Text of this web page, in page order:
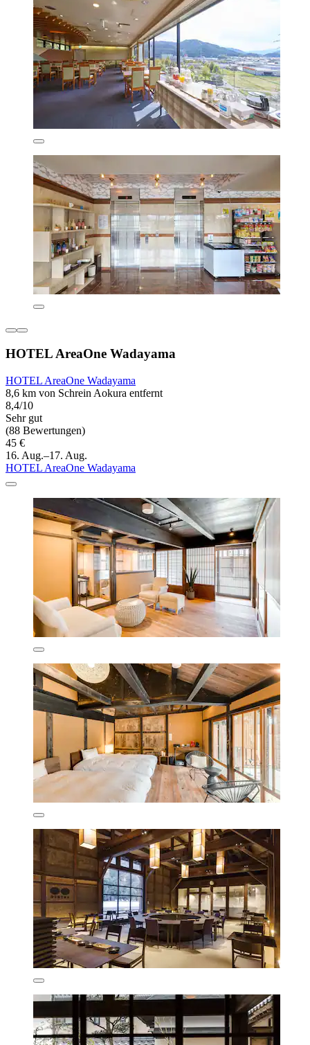
HOTEL AreaOne Wadayama
HOTEL AreaOne Wadayama
8,6 km von Schrein Aokura entfernt
8,4/10
Sehr gut
(88 Bewertungen)
45 €
16. Aug.–17. Aug.
HOTEL AreaOne Wadayama